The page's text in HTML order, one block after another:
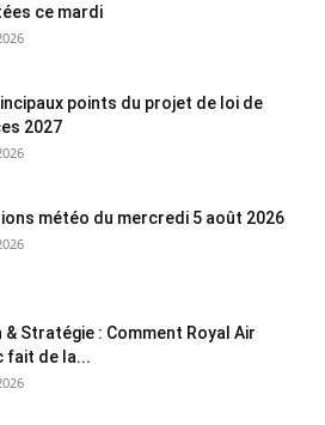
ce mardi
points du projet de loi de
2027
météo du mercredi 5 août 2026
& Stratégie : Comment Royal Air
fait de la...